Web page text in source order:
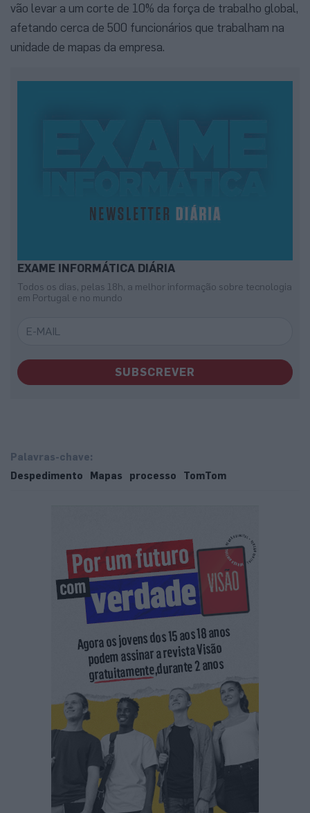
vão levar a um corte de 10% da força de trabalho global,
afetando cerca de 500 funcionários que trabalham na
unidade de mapas da empresa.
EXAME INFORMÁTICA DIÁRIA
Todos os dias, pelas 18h, a melhor informação sobre tecnologia
em Portugal e no mundo
SUBSCREVER
Palavras-chave:
Despedimento
Mapas processo TomTom